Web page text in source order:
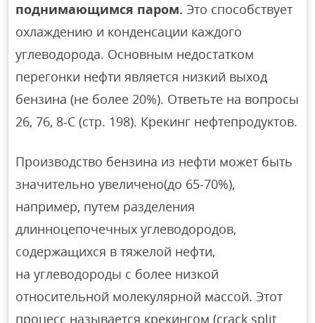
поднимающимся паром. Это способствует
охлаждению и конденсации каждого
углеводорода. Основным недостатком
перегонки нефти является низкий выход
бензина (не более 20%). Ответьте на вопросы
26, 76, 8-С (стр. 198). Крекинг нефтепродуктов.
Производство бензина из нефти может быть
значительно увеличено(до 65-70%),
например, путем разделения
длинноцепочечных углеводородов,
содержащихся в тяжелой нефти,
на углеводороды с более низкой
относительной молекулярной массой. Этот
процесс называется крекингом (crack split